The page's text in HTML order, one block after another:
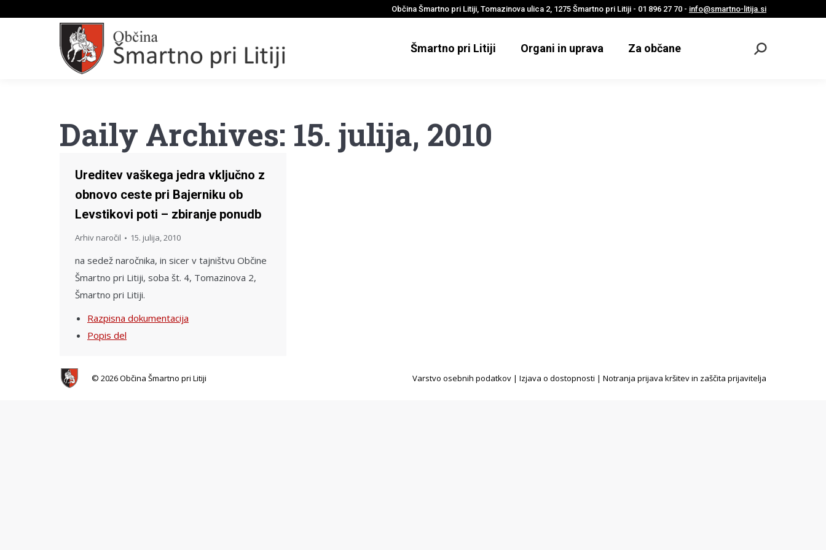
Občina Šmartno pri Litiji, Tomazinova ulica 2, 1275 Šmartno pri Litiji - 01 896 27 70 - info@smartno-litija.si
Šmartno pri Litiji Organi in uprava Za občane
Odpri
Daily Archives: 15. julija, 2010
Ureditev vaškega jedra vključno z
obnovo ceste pri Bajerniku ob
Levstikovi poti – zbiranje ponudb
Arhiv naročil 15. julija, 2010
na sedež naročnika, in sicer v tajništvu Občine
Šmartno pri Litiji, soba št. 4, Tomazinova 2,
Šmartno pri Litiji.
Razpisna dokumentacija
Popis del
© 2026 Občina Šmartno pri Litiji Varstvo osebnih podatkov | Izjava o dostopnosti | Notranja prijava kršitev in zaščita prijavitelja